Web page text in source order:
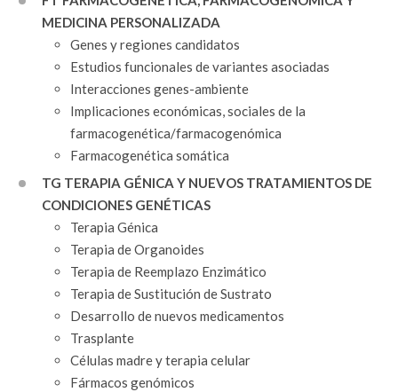
MEDICINA PERSONALIZADA
Genes y regiones candidatos
Estudios funcionales de variantes asociadas
Interacciones genes-ambiente
Implicaciones económicas, sociales de la
farmacogenética/farmacogenómica
Farmacogenética somática
TG TERAPIA GÉNICA Y NUEVOS TRATAMIENTOS DE
CONDICIONES GENÉTICAS
Terapia Génica
Terapia de Organoides
Terapia de Reemplazo Enzimático
Terapia de Sustitución de Sustrato
Desarrollo de nuevos medicamentos
Trasplante
Células madre y terapia celular
Fármacos genómicos